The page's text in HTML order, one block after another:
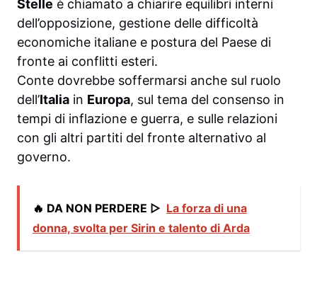
Stelle è chiamato a chiarire equilibri interni
dell’opposizione, gestione delle difficoltà
economiche italiane e postura del Paese di
fronte ai conflitti esteri.
Conte dovrebbe soffermarsi anche sul ruolo
dell’Italia in Europa, sul tema del consenso in
tempi di inflazione e guerra, e sulle relazioni
con gli altri partiti del fronte alternativo al
governo.
🔥 DA NON PERDERE ▷ La forza di una
donna, svolta per Sirin e talento di Arda